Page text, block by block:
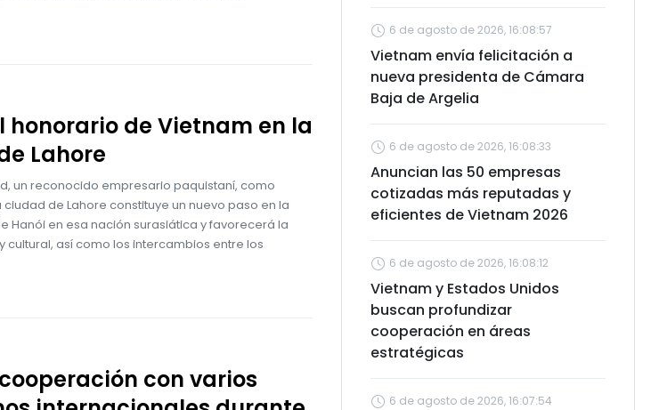
honorario de Vietnam en la
Lahore
un reconocido empresario paquistaní, como
de Lahore constituye un nuevo paso en la
Hanói en esa nación surasiática y favorecerá la
así como los intercambios entre los
con varios
6 de agosto de 2026, 16:08:57
Vietnam envía felicitación a
nueva presidenta de Cámara
Baja de Argelia
6 de agosto de 2026, 16:08:33
Anuncian las 50 empresas
cotizadas más reputadas y
eficientes de Vietnam 2026
6 de agosto de 2026, 16:08:12
Vietnam y Estados Unidos
buscan profundizar
cooperación en áreas
estratégicas
6 de agosto de 2026, 16:07:54